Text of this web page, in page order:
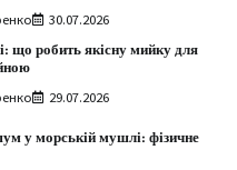
30.07.2026
що робить якісну мийку для
29.07.2026
у морській мушлі: фізичне